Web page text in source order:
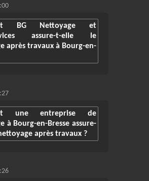
BG Nettoyage et
assure-t-elle le
après travaux à Bourg-en-
une entreprise de
à Bourg-en-Bresse assure-
après travaux ?